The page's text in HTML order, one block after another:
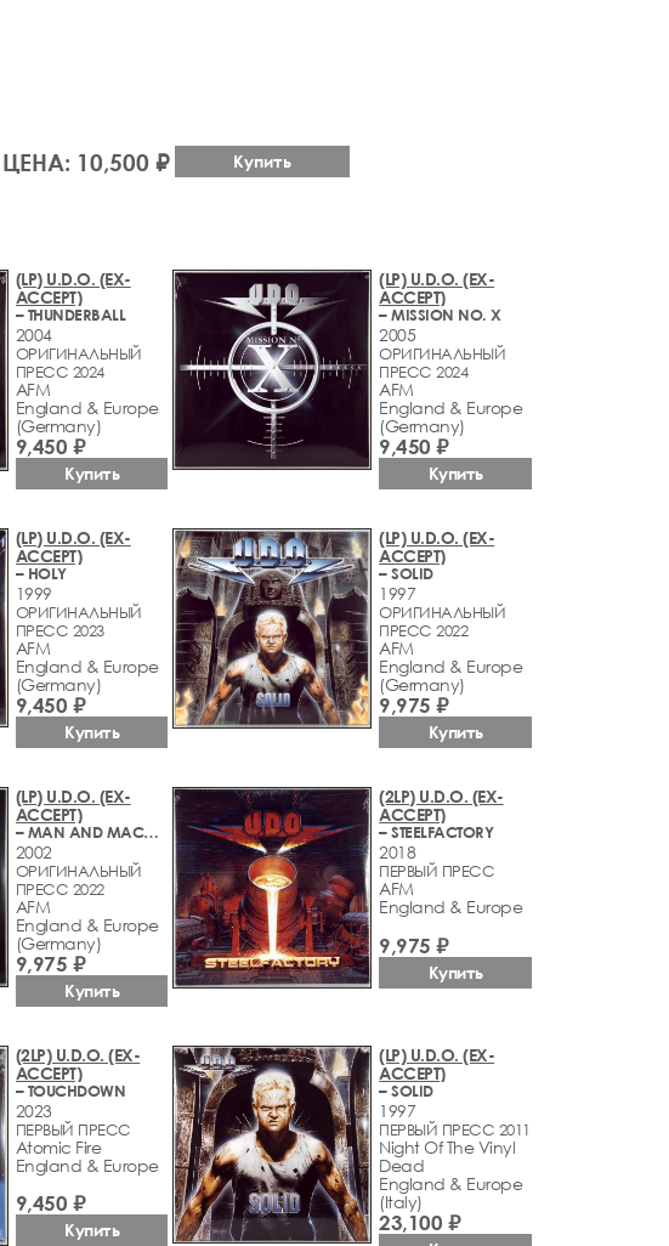
ЦЕНА: 10,500 ₽ Купить
(LP) U.D.O. (EX-
ACCEPT)
– THUNDERBALL
2004
ОРИГИНАЛЬНЫЙ
ПРЕСС 2024
AFM
England & Europe
(Germany)
9,450 ₽
Купить
(LP) U.D.O. (EX-
ACCEPT)
– MISSION NO. X
2005
ОРИГИНАЛЬНЫЙ
ПРЕСС 2024
AFM
England & Europe
(Germany)
9,450 ₽
Купить
(LP) U.D.O. (EX-
ACCEPT)
– HOLY
1999
ОРИГИНАЛЬНЫЙ
ПРЕСС 2023
AFM
England & Europe
(Germany)
9,450 ₽
Купить
(LP) U.D.O. (EX-
ACCEPT)
– SOLID
1997
ОРИГИНАЛЬНЫЙ
ПРЕСС 2022
AFM
England & Europe
(Germany)
9,975 ₽
Купить
(LP) U.D.O. (EX-
ACCEPT)
– MAN AND MACHINE
2002
ОРИГИНАЛЬНЫЙ
ПРЕСС 2022
AFM
England & Europe
(Germany)
9,975 ₽
Купить
(2LP) U.D.O. (EX-
ACCEPT)
– STEELFACTORY
2018
ПЕРВЫЙ ПРЕСС
AFM
England & Europe
9,975 ₽
Купить
(2LP) U.D.O. (EX-
ACCEPT)
– TOUCHDOWN
2023
ПЕРВЫЙ ПРЕСС
Atomic Fire
England & Europe
9,450 ₽
Купить
(LP) U.D.O. (EX-
ACCEPT)
– SOLID
1997
ПЕРВЫЙ ПРЕСС 2011
Night Of The Vinyl
Dead
England & Europe
(Italy)
23,100 ₽